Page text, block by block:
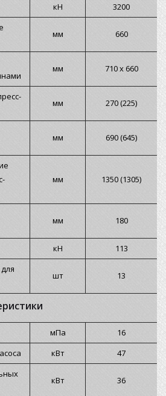
кН
3200
мм 660
мм 710 x 660
мм 270 (225)
мм 690 (645)
мм 1350 (1305)
мм 180
кН
113
шт 13
мПа
16
кВт
47
кВт 36